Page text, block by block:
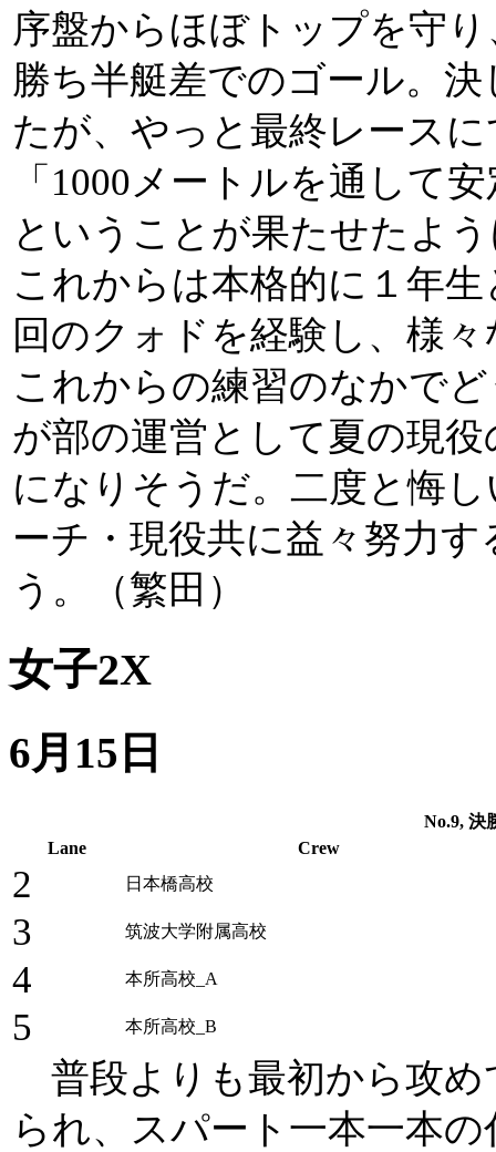
序盤からほぼトップを守
勝ち半艇差でのゴール。
たが、やっと最終レース
「1000メートルを通して
ということが果たせたよ
これからは本格的に１年
回のクォドを経験し、様
これからの練習のなかで
が部の運営として夏の現
になりそうだ。二度と悔
ーチ・現役共に益々努力
う。（繁田）
女子2X
6月15日
No.9, 決
Lane
Crew
2 日本橋高校
3 筑波大学附属高校
4 本所高校_A
5 本所高校_B
普段よりも最初から攻め
られ、スパート一本一本